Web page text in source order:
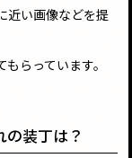
近い画像などを提
らっています。
装丁は？